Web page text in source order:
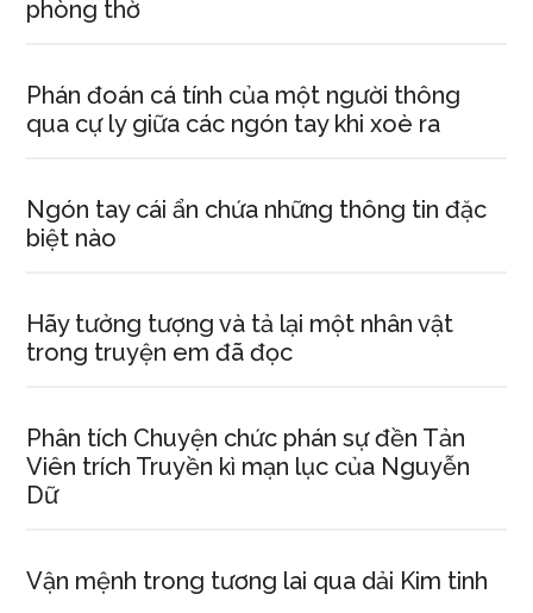
phòng thờ
Phán đoán cá tính của một người thông
qua cự ly giữa các ngón tay khi xoè ra
Ngón tay cái ẩn chứa những thông tin đặc
biệt nào
Hãy tưởng tượng và tả lại một nhân vật
trong truyện em đã đọc
Phân tích Chuyện chức phán sự đền Tản
Viên trích Truyền kì mạn lục của Nguyễn
Dữ
Vận mệnh trong tương lai qua dải Kim tinh